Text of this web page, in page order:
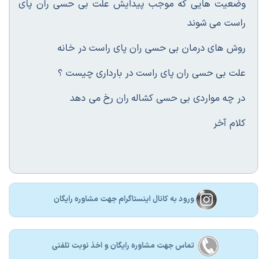
وضعیت هایی که موجب پیدایش علت بی حسی ران پای
راست می شوند
روش های درمان بی حسی ران پای راست در خانه
علت بی حسی ران پای راست در بارداری چیست ؟
در چه مواردی بی حسی کشاله ران رخ می دهد
کلام آخر
ورود به کانال اینستاگرام جهت مشاوره رایگان
تماس جهت مشاوره رايگان و اخذ نوبت تلفنی